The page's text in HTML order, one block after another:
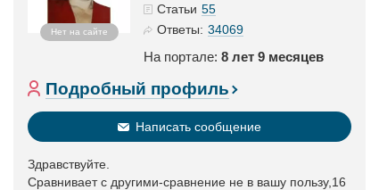
Нет на сайте
Статьи 55
Ответы: 34069
На портале: 8 лет 9 месяцев
Подробный профиль
Написать сообщение
Здравствуйте.
Сравнивает с другими-сравнение не в вашу пользу,16